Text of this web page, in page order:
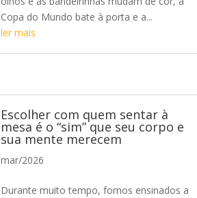
Copa do Mundo bate à porta e a...
ler mais
Escolher com quem sentar à
mesa é o “sim” que seu corpo e
sua mente merecem
mar/2026
Durante muito tempo, fomos ensinados a